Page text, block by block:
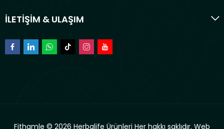
İLETİŞİM & ULAŞIM
Fithamle © 2026 Herbalife Ürünleri Her hakkı saklıdır. Web